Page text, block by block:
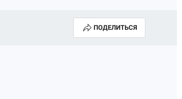
ПОДЕЛИТЬСЯ